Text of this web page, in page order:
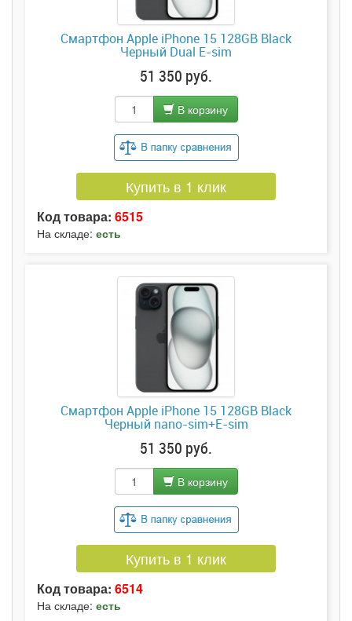
Смартфон Apple iPhone 15 128GB Black
Черный Dual E-sim
51 350 руб.
В корзину
Купить в 1 клик
Код товара: 6515
На складе: есть
Смартфон Apple iPhone 15 128GB Black
Черный nano-sim+E-sim
51 350 руб.
В корзину
Купить в 1 клик
Код товара: 6514
На складе: есть